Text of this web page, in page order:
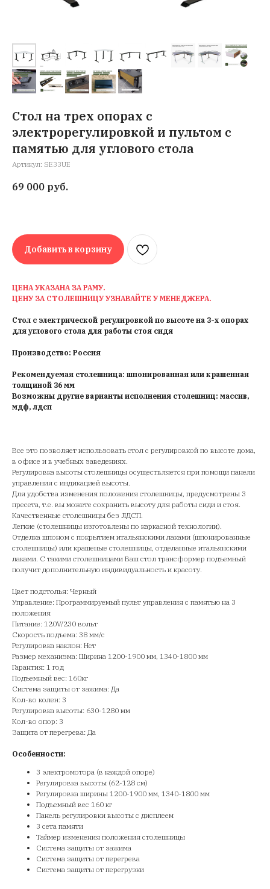
Стол на трех опорах с
электрорегулировкой и пультом с
памятью для углового стола
Артикул: SE33UE
69 000 руб.
Добавить в корзину
ЦЕНА УКАЗАНА ЗА РАМУ.
ЦЕНУ ЗА СТОЛЕШНИЦУ УЗНАВАЙТЕ У МЕНЕДЖЕРА.
Стол с электрической регулировкой по высоте на 3-х опорах
для углового стола для работы стоя сидя
Производство: Россия
Рекомендуемая столешница: шпонированная или крашенная
толщиной 36 мм
Возможны другие варианты исполнения столешниц: массив,
мдф, лдсп
Все это позволяет использовать стол с регулировкой по высоте дома,
в офисе и в учебных заведениях.
Регулировка высоты столешницы осуществляется при помощи панели
управления с индикацией высоты.
Для удобства изменения положения столешницы, предусмотрены 3
пресета, т.е. вы можете сохранить высоту для работы сиди и стоя.
Качественные столешницы без ЛДСП.
Легкие (столешницы изготовлены по каркасной технологии).
Отделка шпоном с покрытием итальянскими лаками (шпонированные
столешницы) или крашеные столешницы, отделанные итальянскими
лаками. С такими столешницами Ваш стол трансформер подъемный
получит дополнительную индивидуальность и красоту.
Цвет подстолья: Черный
Управление: Программируемый пульт управления с памятью на 3
положения
Питание: 120V/230 вольт
Скорость подъема: 38 мм/с
Регулировка наклон: Нет
Размер механизма: Ширина 1200-1900 мм, 1340-1800 мм
Гарантия: 1 год
Подъемный вес: 160кг
Система защиты от зажима: Да
Кол-во колен: 3
Регулировка высоты: 630-1280 мм
Кол-во опор: 3
Защита от перегрева: Да
Особенности:
3 электромотора (в каждой опоре)
Регулировка высоты (62-128 см)
Регулировка ширины 1200-1900 мм, 1340-1800 мм
Подъемный вес 160 кг
Панель регулировки высоты с дисплеем
3 сета памяти
Таймер изменения положения столешницы
Система защиты от зажима
Система защиты от перегрева
Система защиты от перегрузки